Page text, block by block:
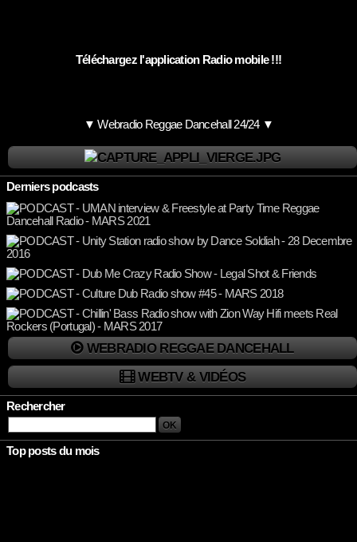
Téléchargez l'application Radio mobile !!!
▼ Webradio Reggae Dancehall 24/24 ▼
Derniers podcasts
WEBRADIO REGGAE DANCEHALL
WEBTV & VIDÉOS
Rechercher
Top posts du mois